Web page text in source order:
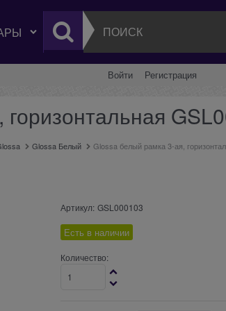
Войти Регистрация
Glossa Белый Glossa белый рамка 3-ая,
Артикул: GSL000103
Есть в наличии
Количество: